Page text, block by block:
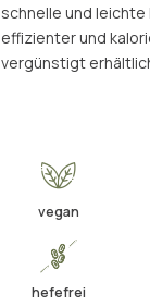
schnelle und
effizienter und
vergünstigt
vegan
hefefrei